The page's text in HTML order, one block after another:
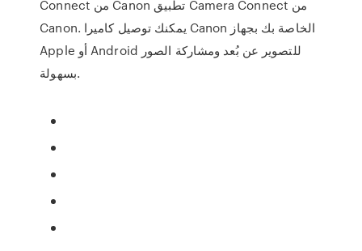
Connect من Canon تطبيق Camera Connect من
Canon. يمكنك توصيل كاميرا Canon الخاصة بك بجهاز
Apple أو Android للتصوير عن بُعد ومشاركة الصور
بسهولة.